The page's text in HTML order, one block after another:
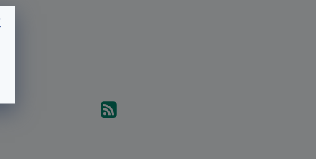
Pretplati se na komentare